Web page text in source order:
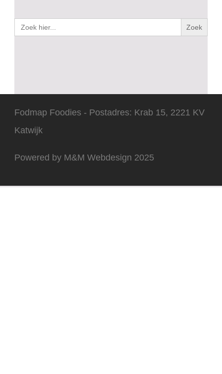
Zoek
naar:
Fodmap Foodies - Postadres: Krab 15, 2221 KV
Katwijk
Powered by M&M Webdesign 2025